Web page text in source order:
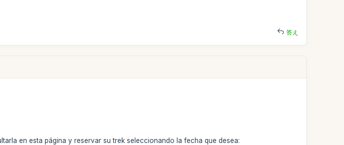
答え
en esta página y reservar su trek seleccionando la fecha que desea: